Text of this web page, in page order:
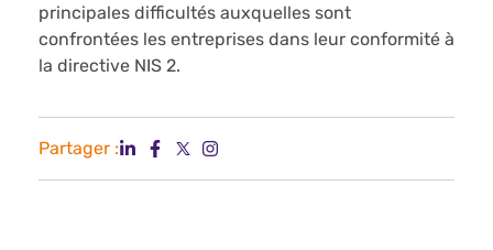
principales difficultés auxquelles sont
confrontées les entreprises dans leur conformité à
la directive NIS 2.
Partager :